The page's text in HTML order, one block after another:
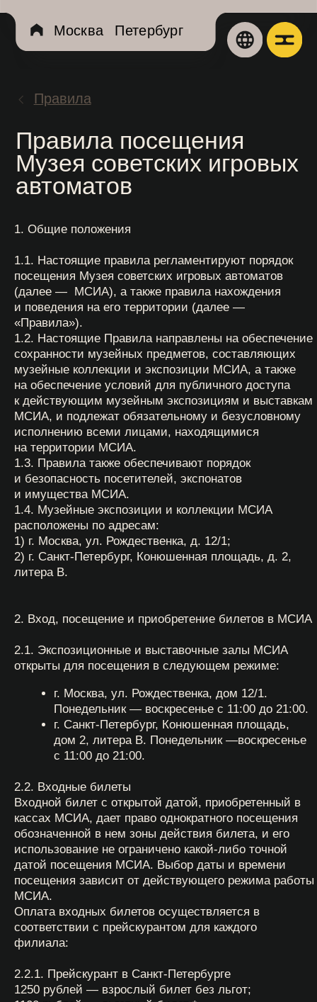
Москва
Санкт-
проспект»,
Москва / м.
ул.
Посетителям
Новости и
Витрина
Каждый день с
Правила посещения
автоматов
1. Общие положения
1.1. Настоящие правила регламентируют порядок
посещения Музея советских игровых автоматов
«Правила»).
музейные коллекции и экспозиции МСИА, а также
на обеспечение условий для публичного доступа
к действующим музейным экспозициям и выставкам
МСИА, и подлежат обязательному и безусловному
исполнению всеми лицами, находящимися
на территории МСИА.
1.3. Правила также обеспечивают порядок
и безопасность посетителей, экспонатов
и имущества МСИА.
1.4. Музейные экспозиции и коллекции МСИА
расположены по адресам:
1) г. Москва, ул. Рождественка, д. 12/1;
2) г. Санкт-Петербург, Конюшенная площадь, д. 2,
литера B.
2. Вход, посещение и приобретение билетов в МСИА
2.1. Экспозиционные и выставочные залы МСИА
открыты для посещения в следующем режиме:
г. Москва, ул. Рождественка, дом 12/1.
Понедельник — воскресенье с 11:00 до 21:00.
г. Санкт-Петербург, Конюшенная площадь,
дом 2, литера B. Понедельник —воскресенье
с 11:00 до 21:00.
2.2. Входные билеты
Входной билет с открытой датой, приобретенный в
датой посещения МСИА. Выбор даты и времени
посещения зависит от действующего режима работы
Оплата входных билетов осуществляется в
соответствии с прейскурантом для каждого
филиала:
2.2.1. Прейскурант в Санкт-Петербурге
1250 рублей — взрослый билет без льгот;
1100 рублей — льготный билет *.
Льготу необходимо подтвердить соответствующими
документами (например, пенсионное удостоверение,
свидетельство пенсионера, удостоверение
многодетной семьи).
посетить МСИА вместе с совершеннолетним лицом,
имеющим входной билет;
4400 рублей — семейный билет. Право на покупку
семейного билета имеют семьи со следующим
составом: двое взрослых и двое
несовершеннолетних детей.
* Льготы в Санкт-Петербурге: для школьников,
студентов, пенсионеров, членов многодетных семей,
инвалидов, ветеранов.
2.2.2. Прейскурант в Москве
1250 и 950 *** рублей — взрослый билет без льгот;
1100 и 850 * рублей — льготный билет .
Льготу необходимо подтвердить соответствующими
документами (например, пенсионное удостоверение,
свидетельство пенсионера, удостоверение
многодетной семьи).
посетить МСИА вместе с совершеннолетним лицом,
имеющим входной билет;
4400 рублей — семейный билет. Право на покупку